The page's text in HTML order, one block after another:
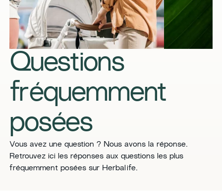
Questions
fréquemment
posées
​​Vous avez une question ? Nous avons la réponse.
Retrouvez ici les réponses aux questions les plus
fréquemment posées sur Herbalife.​